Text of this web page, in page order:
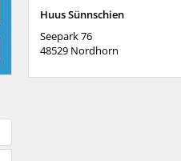
Huus Sünnschien
Seepark 76
48529 Nordhorn